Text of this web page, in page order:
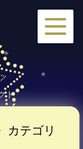
ト
カテゴリ